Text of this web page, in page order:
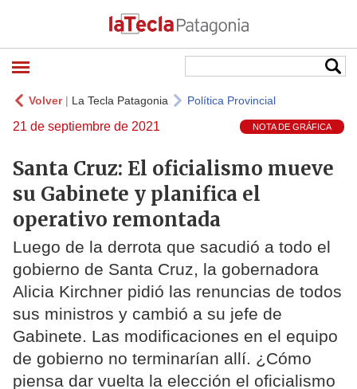
Volver| La Tecla Patagonia Política Provincial
21 de septiembre de 2021 NOTA DE GRÁFICA
Santa Cruz: El oficialismo mueve
su Gabinete y planifica el
operativo remontada
Luego de la derrota que sacudió a todo el
gobierno de Santa Cruz, la gobernadora
Alicia Kirchner pidió las renuncias de todos
sus ministros y cambió a su jefe de
Gabinete. Las modificaciones en el equipo
de gobierno no terminarían allí. ¿Cómo
piensa dar vuelta la elección el oficialismo